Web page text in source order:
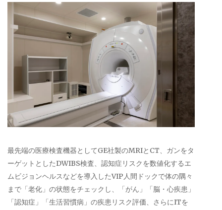
最先端の医療検査機器としてGE社製のMRIとCT、ガンをタ
ーゲットとしたDWIBS検査、認知症リスクを数値化するエ
ムビジョンヘルスなどを導入したVIP人間ドックで体の隅々
まで「老化」の状態をチェックし、「がん」「脳・心疾患」
「認知症」「生活習慣病」の疾患リスク評価、さらにITを